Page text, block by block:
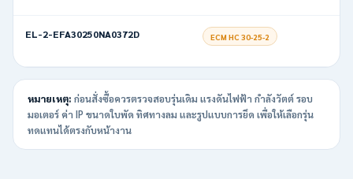
EL-2-EFA30250NA0372D ECM HC 30-25-2
หมายเหตุ: ก่อนสั่งซื้อควรตรวจสอบรุ่นเดิม แรงดันไฟฟ้า กำลังวัตต์ รอบ
มอเตอร์ ค่า IP ขนาดใบพัด ทิศทางลม และรูปแบบการยึด เพื่อให้เลือกรุ่น
ทดแทนได้ตรงกับหน้างาน